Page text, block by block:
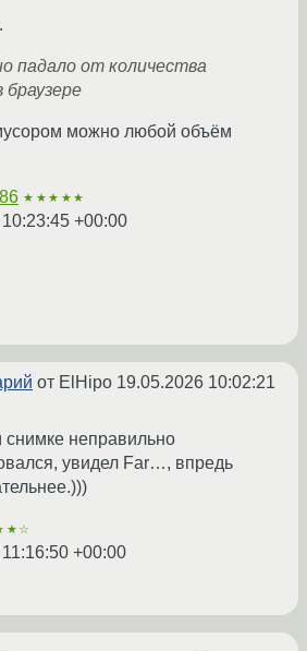
падало от количества
браузере
можно любой объём
★★★★★
+00:00
от ElHipo 19.05.2026 10:02:21
снимке неправильно
увидел Far…, впредь
+00:00